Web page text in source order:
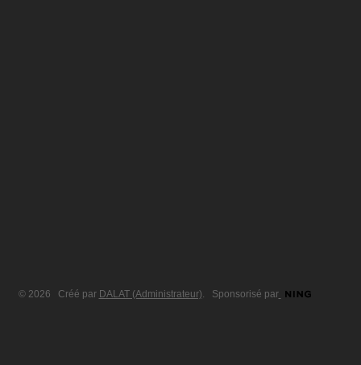
© 2026 Créé par DALAT (Administrateur). Sponsorisé par